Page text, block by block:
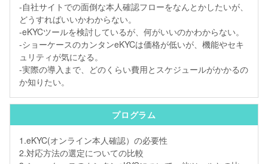
-自社サイトでの面倒な本人確認フローをなんとかしたいが、
どうすればいいかわからない。
-eKYCツールを検討しているが、何がいいのかわからない。
-ショーケースのカンタンeKYCは価格が低いが、機能やセキ
ュリティが気になる。
-実際の導入まで、どのくらい費用とスケジュールがかかるの
か知りたい。
プログラム
1.eKYC(オンライン本人確認）の必要性
2.対応方法の選定についての比較